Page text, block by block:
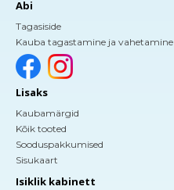
Abi
Tagasiside
Kauba tagastamine ja vahetamine
Lisaks
Kaubamärgid
Kõik tooted
Sooduspakkumised
Sisukaart
Isiklik kabinett